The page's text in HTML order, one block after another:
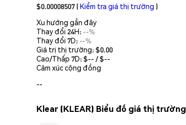
$0.00008507 (Kiểm tra giá thị trường )
Xu hướng gần đây
Thay đổi 24H: --%
Thay đổi 7D: --%
Giá trị thị trường:$0.00
Cao/Thấp 7D: $-- / $--
Cảm xúc cộng đồng
--
Klear (KLEAR) Biểu đồ giá thị trường